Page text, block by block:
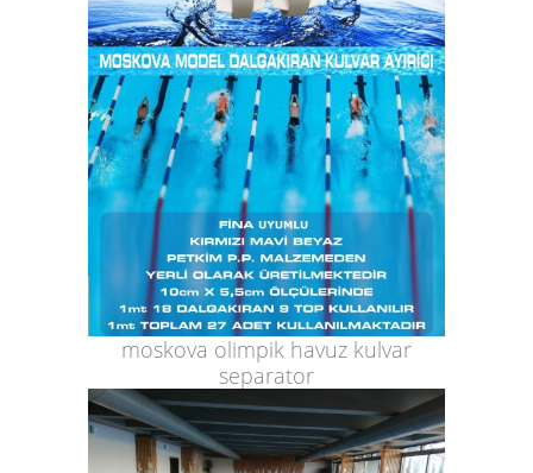
moskova olimpik havuz kulvar
separator